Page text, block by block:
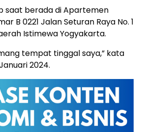
saat berada di Apartemen
B 0221 Jalan Seturan Raya No. 1
Istimewa Yogyakarta.
tempat tinggal saya,” kata
2024.